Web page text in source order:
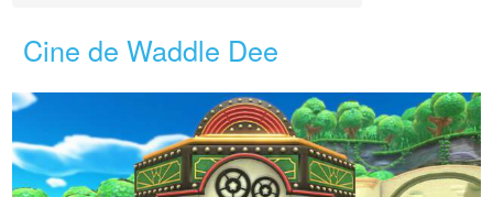
Cine de Waddle Dee